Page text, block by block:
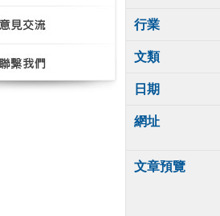
行業
文類
日期
網址
文章預覽